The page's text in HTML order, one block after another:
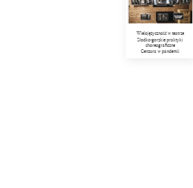
Wielojęzyczność w teatrze
Słodko-gorzkie praktyki
choreograficzne
Cenzura w pandemii